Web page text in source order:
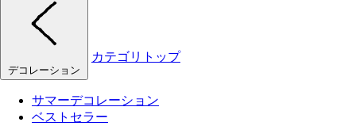
デコレーション
カテゴリトップ
サマーデコレーション
ベストセラー